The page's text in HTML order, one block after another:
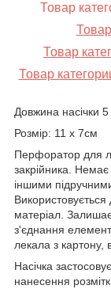
Товар
Товар
Товар
Довжина насічки
Розмір: 11 х 7см
Перфоратор для
закрійника.
іншими
матеріал. Залишає
з'єднання
лекала з картону,
Насічка
нанесення